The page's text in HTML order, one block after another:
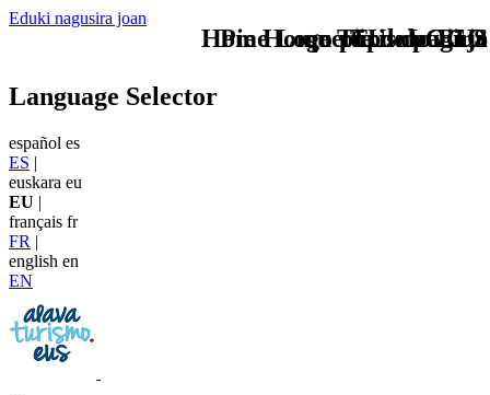
Eduki nagusira joan
TU - LOGO
Language Selector
español es
ES |
euskara eu
EU |
français fr
FR |
english en
EN
que tipo de viaje
Home Logo pie de página
Pie Home Turismo EUS